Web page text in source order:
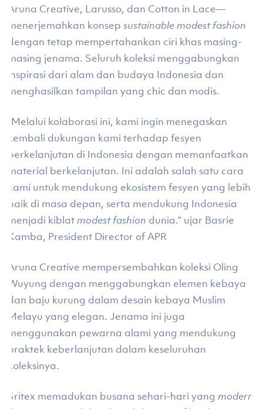
Aruna Creative, Larusso, dan Cotton in Lace—
menerjemahkan konsepsustainable modest fashion
dengan tetap mempertahankan ciri khas masing-
masing jenama. Seluruh koleksi menggabungkan
inspirasi dari alam dan budaya Indonesia dan
menghasilkan tampilan yang chic dan modis.
“Melalui kolaborasi ini, kami ingin menegaskan
kembali dukungan kami terhadap fesyen
berkelanjutan di Indonesia dengan memanfaatkan
material berkelanjutan. Ini adalah salah satu cara
kami untuk mendukung ekosistem fesyen yang lebih
baik di masa depan, serta mendukung Indonesia
menjadi kiblatmodest fashion dunia.” ujar Basrie
Kamba, President Director of APR
Aruna Creative mempersembahkan koleksi Oling
Wuyung dengan menggabungkan elemen kebaya
dan baju kurung dalam desain kebaya Muslim
Melayu yang elegan. Jenama ini juga
menggunakan pewarna alami yang mendukung
praktek keberlanjutan dalam keseluruhan
koleksinya.
Sritex memadukan busana sehari-hari yangmodern